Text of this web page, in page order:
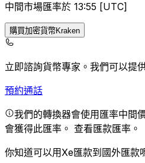
中間市場匯率於 13:55 [UTC]
購買加密貨幣Kraken
立即諮詢貨幣專家。 我們可以提
預約通話
我們的轉換器會使用匯率中間
會獲得此匯率。 查看匯款匯率。
你知道可以用Xe匯款到國外匯款